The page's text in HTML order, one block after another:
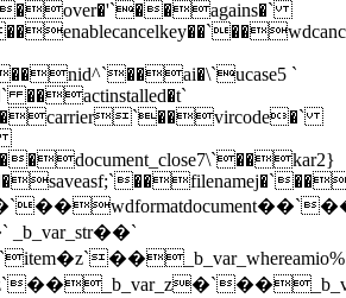
`
��actinstalled�t`